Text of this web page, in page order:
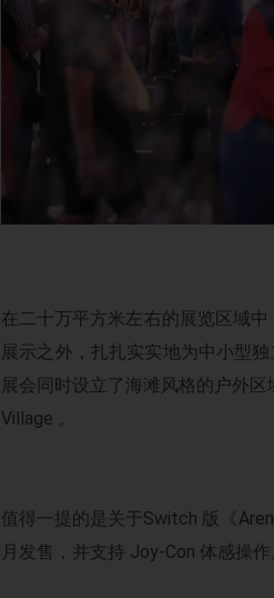
在二十万平方米左右的展览区域
展示之外，扎扎实实地为中小型
展会同时设立了海滩风格的户外
Village 。
值得一提的是关于Switch 版《
月发售，并支持 Joy-Con 体感操作